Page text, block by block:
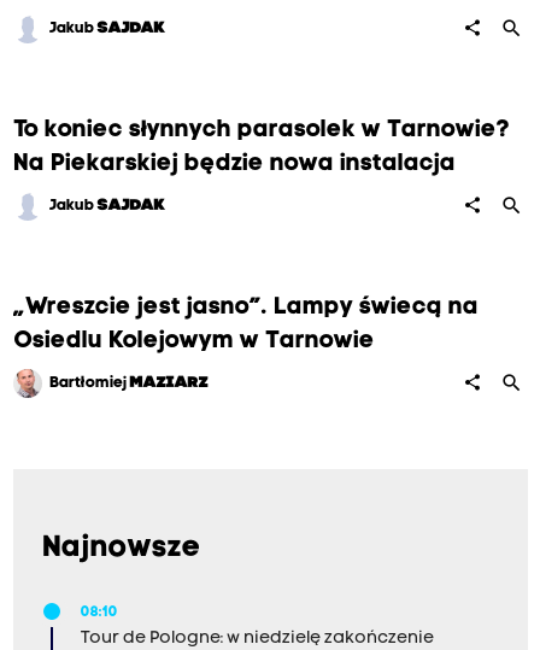
JakubSAJDAK share search
To koniec słynnych parasolek w Tarnowie?
Na Piekarskiej będzie nowa instalacja
JakubSAJDAK share search
„Wreszcie jest jasno”. Lampy świecą na
Osiedlu Kolejowym w Tarnowie
Bartłomiej MAZIARZ share search
Najnowsze
08:10
Tour de Pologne: w niedzielę zakończenie